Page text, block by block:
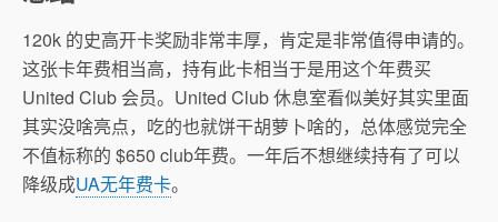
120k 的史高开卡奖励非常丰厚，肯定是非常值得申请的。
这张卡年费相当高，持有此卡相当于是用这个年费买
United Club 会员。United Club 休息室看似美好其实里面
其实没啥亮点，吃的也就饼干胡萝卜啥的，总体感觉完全
不值标称的 $650 club年费。一年后不想继续持有了可以
降级成UA无年费卡。